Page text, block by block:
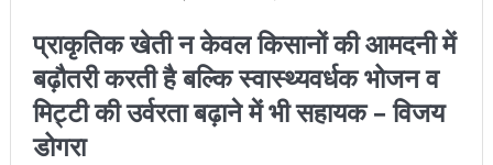
प्राकृतिक खेती न केवल किसानों की आमदनी में
बढ़ौतरी करती है बल्कि स्वास्थ्यवर्धक भोजन व
मिट्टी की उर्वरता बढ़ाने में भी सहायक – विजय
डोगरा